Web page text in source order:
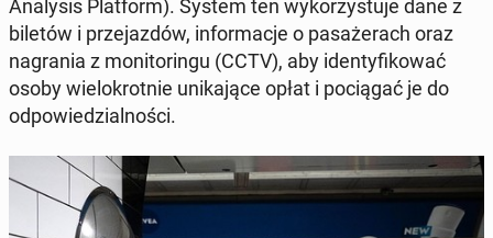
Analy­sis Plat­form). System ten wyko­rzys­tu­je dane z
biletów i prze­jazdów, in­for­ma­c­je o pasażer­ach oraz
na­gra­nia z mon­i­toringu (CCTV), aby iden­ty­fikować
osoby wielokrot­nie unika­jące opłat i pocią­gać je do
odpowiedzial­noś­ci.